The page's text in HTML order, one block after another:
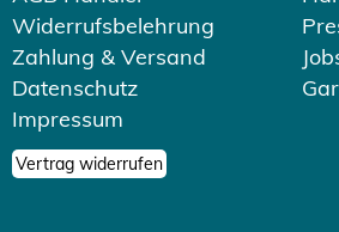
Widerrufsbelehrung
Zahlung & Versand
Datenschutz
Impressum
Vertrag widerrufen